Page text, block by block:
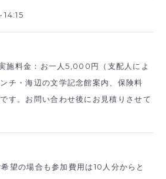
14:15
施料金：お一人5,000円（支配人によ
チ・海辺の文学記念館案内、保険料
す。お問い合わせ後にお見積りさせて
望の場合も参加費用は10人分からと